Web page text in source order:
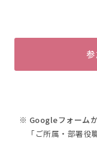
※ Googleフォーム
「ご所属・部署役